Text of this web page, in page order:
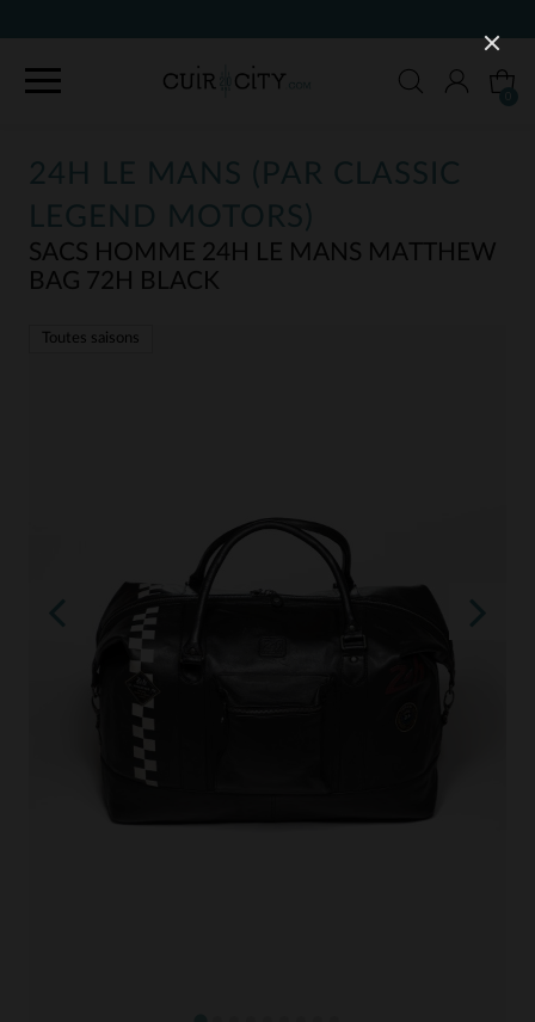
24H LE MANS (PAR CLASSIC
LEGEND MOTORS)
SACS HOMME 24H LE MANS MATTHEW
BAG 72H BLACK
Toutes saisons